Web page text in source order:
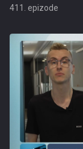
411. epizode